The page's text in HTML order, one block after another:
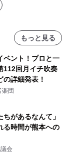
もっと見る
ベント！プロと一
112回月イチ吹奏
詳細発表！
楽団
ちがあるなんて」
る時間が熊本への
会